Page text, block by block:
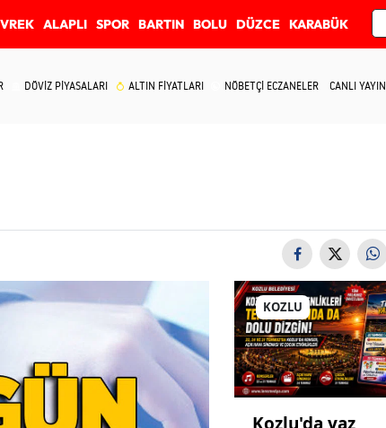
ALAPLI SPOR BARTIN BOLU DÜZCE KARABÜK
DÖVİZ PİYASALARI ALTIN FİYATLARI NÖBETÇİ ECZANELER CANLI YAYIN
KOZLU